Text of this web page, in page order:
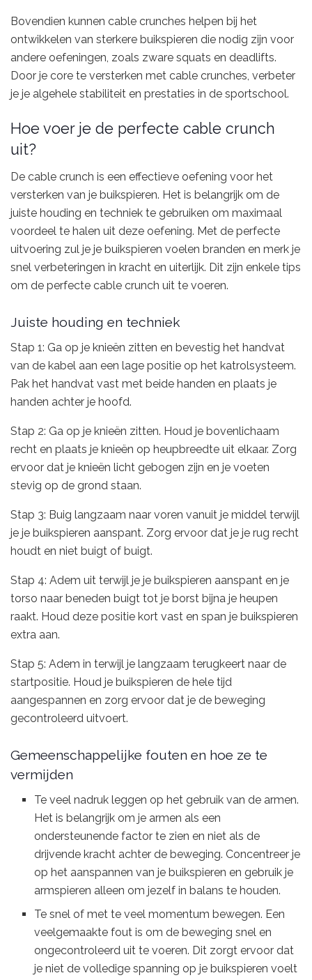
Bovendien kunnen cable crunches helpen bij het
ontwikkelen van sterkere buikspieren die nodig zijn voor
andere oefeningen, zoals zware squats en deadlifts.
Door je core te versterken met cable crunches, verbeter
je je algehele stabiliteit en prestaties in de sportschool.
Hoe voer je de perfecte cable crunch
uit?
De cable crunch is een effectieve oefening voor het
versterken van je buikspieren. Het is belangrijk om de
juiste houding en techniek te gebruiken om maximaal
voordeel te halen uit deze oefening. Met de perfecte
uitvoering zul je je buikspieren voelen branden en merk je
snel verbeteringen in kracht en uiterlijk. Dit zijn enkele tips
om de perfecte cable crunch uit te voeren.
Juiste houding en techniek
Stap 1: Ga op je knieën zitten en bevestig het handvat
van de kabel aan een lage positie op het katrolsysteem.
Pak het handvat vast met beide handen en plaats je
handen achter je hoofd.
Stap 2: Ga op je knieën zitten. Houd je bovenlichaam
recht en plaats je knieën op heupbreedte uit elkaar. Zorg
ervoor dat je knieën licht gebogen zijn en je voeten
stevig op de grond staan.
Stap 3: Buig langzaam naar voren vanuit je middel terwijl
je je buikspieren aanspant. Zorg ervoor dat je je rug recht
houdt en niet buigt of buigt.
Stap 4: Adem uit terwijl je je buikspieren aanspant en je
torso naar beneden buigt tot je borst bijna je heupen
raakt. Houd deze positie kort vast en span je buikspieren
extra aan.
Stap 5: Adem in terwijl je langzaam terugkeert naar de
startpositie. Houd je buikspieren de hele tijd
aangespannen en zorg ervoor dat je de beweging
gecontroleerd uitvoert.
Gemeenschappelijke fouten en hoe ze te
vermijden
Te veel nadruk leggen op het gebruik van de armen.
Het is belangrijk om je armen als een
ondersteunende factor te zien en niet als de
drijvende kracht achter de beweging. Concentreer je
op het aanspannen van je buikspieren en gebruik je
armspieren alleen om jezelf in balans te houden.
Te snel of met te veel momentum bewegen. Een
veelgemaakte fout is om de beweging snel en
ongecontroleerd uit te voeren. Dit zorgt ervoor dat
je niet de volledige spanning op je buikspieren voelt